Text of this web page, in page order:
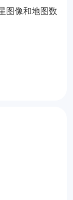
图像和地图数